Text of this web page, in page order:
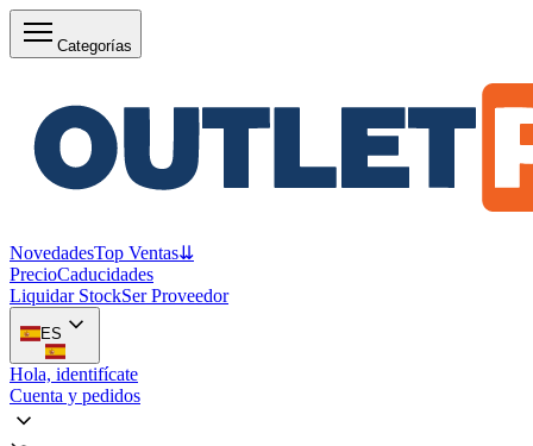
Categorías
NovedadesTop Ventas⇊
PrecioCaducidades
Liquidar StockSer Proveedor
ES
Hola, identifícate
Cuenta y pedidos